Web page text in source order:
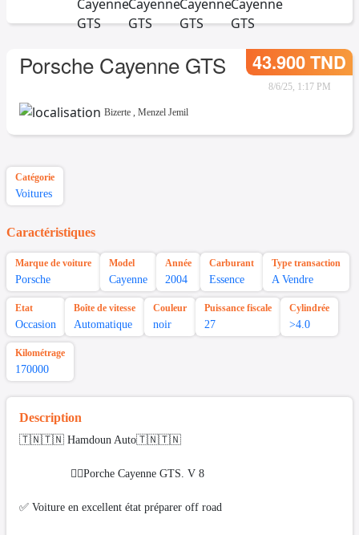
Porsche Cayenne GTS 43.900 TND
8/6/25, 1:17 PM
Bizerte , Menzel Jemil
Catégorie
Voitures
Caractéristiques
Marque de voiture
Porsche
Model
Cayenne
Année
2004
Carburant
Essence
Type transaction
A Vendre
Etat
Occasion
Boîte de vitesse
Automatique
Couleur
noir
Puissance fiscale
27
Cylindrée
>4.0
Kilométrage
170000
Description
🇹🇳🇹🇳 Hamdoun Auto🇹🇳🇹🇳
❤️‍🔥Porche Cayenne GTS. V 8
✅ Voiture en excellent état préparer off road